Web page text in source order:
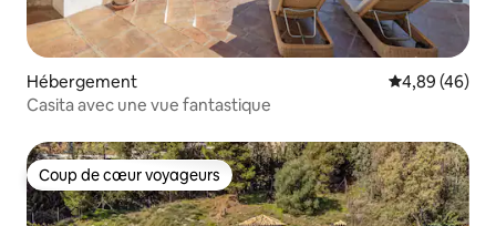
Hébergement Évaluation
4,89 (46)
Casita avec une vue fantastique
Coup de cœur voyageurs
Coup de cœur voyageurs